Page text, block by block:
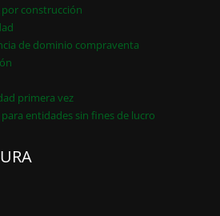
construcción
de dominio compraventa
primera vez
entidades sin fines de lucro